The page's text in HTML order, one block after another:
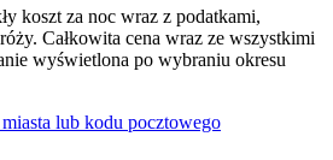
koszt za noc wraz z podatkami,
Całkowita cena wraz ze wszystkimi
wyświetlona po wybraniu okresu
lub kodu pocztowego